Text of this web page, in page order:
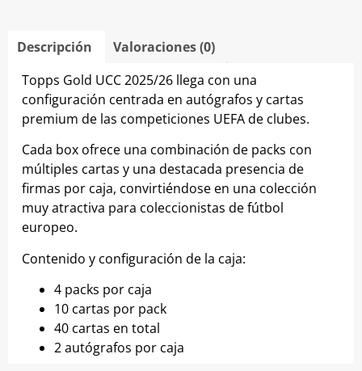
Descripción
Valoraciones (0)
Topps Gold UCC 2025/26 llega con una
configuración centrada en autógrafos y cartas
premium de las competiciones UEFA de clubes.
Cada box ofrece una combinación de packs con
múltiples cartas y una destacada presencia de
firmas por caja, convirtiéndose en una colección
muy atractiva para coleccionistas de fútbol
europeo.
Contenido y configuración de la caja:
4 packs por caja
10 cartas por pack
40 cartas en total
2 autógrafos por caja